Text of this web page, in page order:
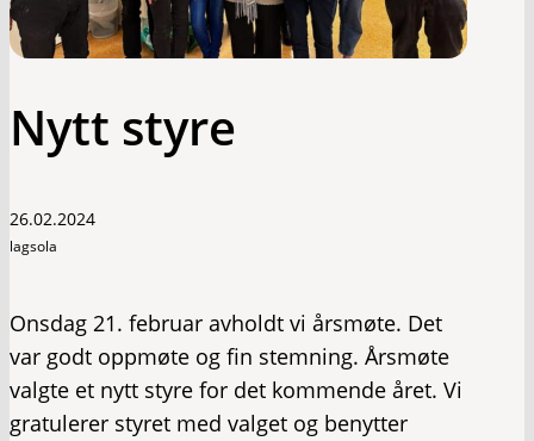
Nytt styre
26.02.2024
lagsola
Onsdag 21. februar avholdt vi årsmøte. Det
var godt oppmøte og fin stemning. Årsmøte
valgte et nytt styre for det kommende året. Vi
gratulerer styret med valget og benytter